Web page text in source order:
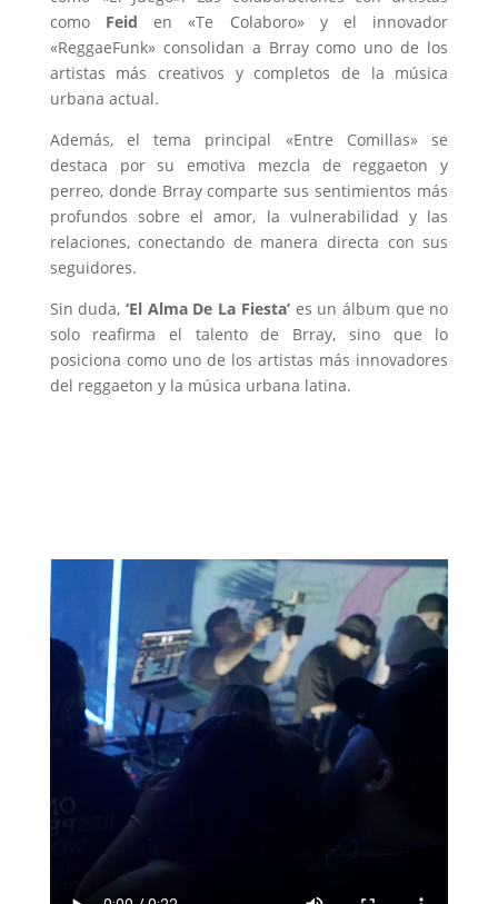
como Feid en «Te Colaboro» y el innovador
«ReggaeFunk» consolidan a Brray como uno de los
artistas más creativos y completos de la música
urbana actual.
Además, el tema principal «Entre Comillas» se
destaca por su emotiva mezcla de reggaeton y
perreo, donde Brray comparte sus sentimientos más
profundos sobre el amor, la vulnerabilidad y las
relaciones, conectando de manera directa con sus
seguidores.
Sin duda,‘El Alma De La Fiesta’es un álbum que no
solo reafirma el talento de Brray, sino que lo
posiciona como uno de los artistas más innovadores
del reggaeton y la música urbana latina.